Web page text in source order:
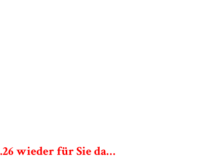
wieder für Sie da…